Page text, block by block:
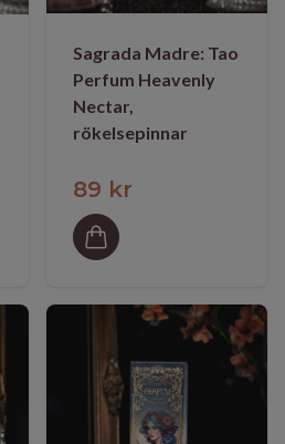
Sagrada Madre: Tao
Perfum Heavenly
Nectar,
rökelsepinnar
89 kr